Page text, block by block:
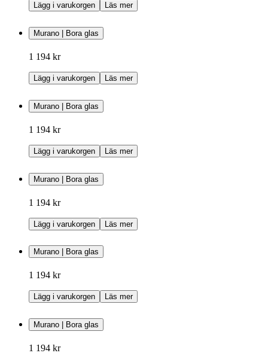
Lägg i varukorgen Läs mer
Murano | Bora glas
1 194 kr
Lägg i varukorgen Läs mer
Murano | Bora glas
1 194 kr
Lägg i varukorgen Läs mer
Murano | Bora glas
1 194 kr
Lägg i varukorgen Läs mer
Murano | Bora glas
1 194 kr
Lägg i varukorgen Läs mer
Murano | Bora glas
1 194 kr